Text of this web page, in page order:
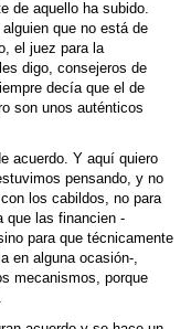
de aquello ha subido.
que no está de
el juez para la
digo, consejeros de
decía que el de
son unos auténticos
acuerdo. Y aquí quiero
pensando, y no
los cabildos, no para
que las financien -
para que técnicamente
en alguna ocasión-,
mecanismos, porque